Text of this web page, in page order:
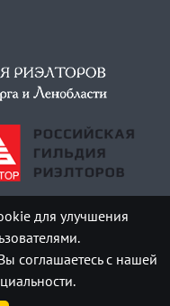
для улучшения
соглашаетесь с нашей